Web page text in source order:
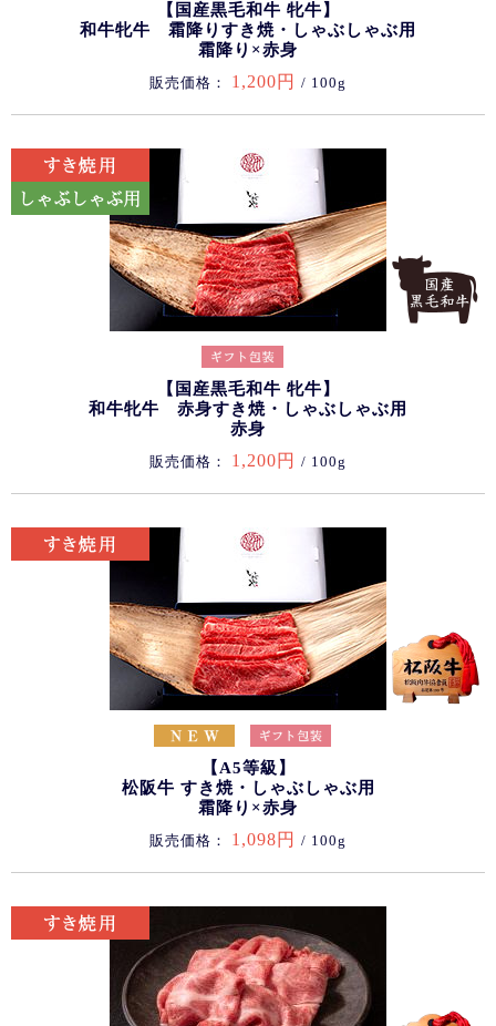
【国産黒毛和牛 牝牛】
和牛牝牛 霜降りすき焼・しゃぶしゃぶ用
霜降り×赤身
販売価格： 1,200円 / 100g
【国産黒毛和牛 牝牛】
和牛牝牛 赤身すき焼・しゃぶしゃぶ用
赤身
販売価格： 1,200円 / 100g
【A5等級】
松阪牛 すき焼・しゃぶしゃぶ用
霜降り×赤身
販売価格： 1,098円 / 100g